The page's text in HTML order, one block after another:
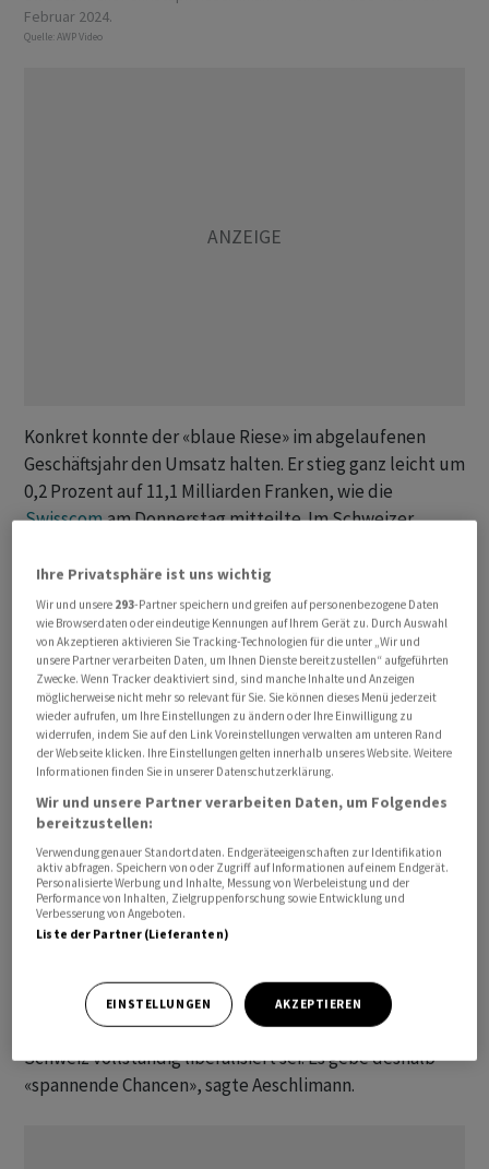
Februar 2024.
Quelle: AWP Video
Konkret konnte der «blaue Riese» im abgelaufenen
Geschäftsjahr den Umsatz halten. Er stieg ganz leicht um
0,2 Prozent auf 11,1 Milliarden Franken, wie die
Swisscomam Donnerstag mitteilte. Im Schweizer
zurück, wobei - wie üblich - der Umsatz mit
Telekommunikationsdienstleistungen schrumpfte.
Positives gab es hingegen aus Italien zu berichten. Die
dortige Tochter Fastweb wuchs kräftig, in
Lokalwährungen um rund 6 Prozent auf 2,6 Milliarden
Euro.
Aus dem Süden soll deshalb auch das künftige
Wachstum des Schweizer Branchenprimus kommen.
«Wir denken über einen Einstieg in den italienischen
Energiemarkt nach», sagteSwisscom-CEO Christoph
Aeschlimann an der Bilanzmedienkonferenz des
Konzerns in Zürich.
Strom und Telefon aus einer Hand
Dies sei möglich, weil dieser Markt im Gegensatz zur
Schweiz vollständig liberalisiert sei. Es gebe deshalb
«spannende Chancen», sagte Aeschlimann.
Ihre Privatsphäre ist uns wichtig
Wir und unsere 293-Partner speichern und greifen auf personenbezogene Daten
wie Browserdaten oder eindeutige Kennungen auf Ihrem Gerät zu. Durch Auswahl
von Akzeptieren aktivieren Sie Tracking-Technologien für die unter „Wir und
unsere Partner verarbeiten Daten, um Ihnen Dienste bereitzustellen“ aufgeführten
Zwecke. Wenn Tracker deaktiviert sind, sind manche Inhalte und Anzeigen
möglicherweise nicht mehr so relevant für Sie. Sie können dieses Menü jederzeit
wieder aufrufen, um Ihre Einstellungen zu ändern oder Ihre Einwilligung zu
widerrufen, indem Sie auf den Link Voreinstellungen verwalten am unteren Rand
der Webseite klicken. Ihre Einstellungen gelten innerhalb unseres Website. Weitere
Informationen finden Sie in unserer Datenschutzerklärung.
Wir und unsere Partner verarbeiten Daten, um Folgendes
bereitzustellen:
Verwendung genauer Standortdaten. Endgeräteeigenschaften zur Identifikation
aktiv abfragen. Speichern von oder Zugriff auf Informationen auf einem Endgerät.
Personalisierte Werbung und Inhalte, Messung von Werbeleistung und der
Performance von Inhalten, Zielgruppenforschung sowie Entwicklung und
Verbesserung von Angeboten.
Liste der Partner (Lieferanten)
EINSTELLUNGEN AKZEPTIEREN